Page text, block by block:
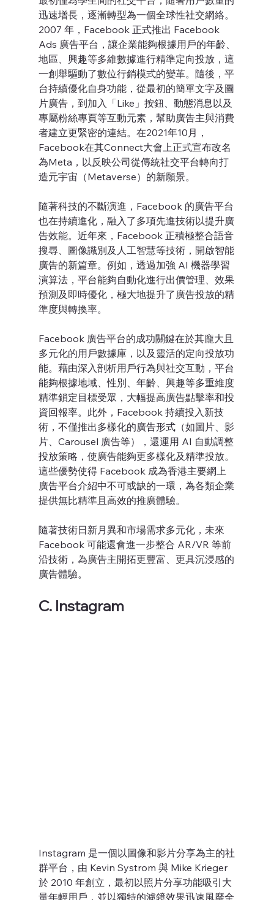
迅速增長，逐漸轉型為一個全球性社交網絡。
2007 年，Facebook 正式推出 Facebook
Ads 廣告平台，讓企業能夠根據用戶的年齡、
地區、興趣等多維數據進行精準定向投放，這
一創舉驅動了數位行銷模式的變革。隨後，平
台持續優化自身功能，從最初的簡單文字及圖
片廣告，到加入「Like」按鈕、動態消息以及
專屬粉絲專頁等互動元素，幫助廣告主與消費
者建立更緊密的連結。在2021年10月，
Facebook在其Connect大會上正式宣布改名
為Meta，以反映公司從傳統社交平台轉向打
造元宇宙（Metaverse）的新願景。
隨著科技的不斷演進，Facebook 的廣告平台
也在持續進化，融入了多項先進技術以提升廣
告效能。近年來，Facebook 正積極整合語音
搜尋、圖像識別及人工智慧等技術，開啟智能
廣告的新篇章。例如，透過加強 AI 機器學習
演算法，平台能夠自動化進行出價管理、效果
預測及即時優化，極大地提升了廣告投放的精
準度與轉換率。
Facebook 廣告平台的成功關鍵在於其龐大且
多元化的用戶數據庫，以及靈活的定向投放功
能。藉由深入剖析用戶行為與社交互動，平台
能夠根據地域、性別、年齡、興趣等多重維度
精準鎖定目標受眾，大幅提高廣告點擊率和投
資回報率。此外，Facebook 持續投入新技
術，不僅推出多樣化的廣告形式（如圖片、影
片、Carousel 廣告等），還運用 AI 自動調整
投放策略，使廣告能夠更多樣化及精準投放。
這些優勢使得 Facebook 成為香港主要網上
廣告平台介紹中不可或缺的一環，為各類企業
提供無比精準且高效的推廣體驗。
隨著技術日新月異和市場需求多元化，未來
Facebook 可能還會進一步整合 AR/VR 等前
沿技術，為廣告主開拓更豐富、更具沉浸感的
廣告體驗。
C. Instagram
Instagram 是一個以圖像和影片分享為主的社
群平台，由 Kevin Systrom 與 Mike Krieger
於 2010 年創立，最初以照片分享功能吸引大
量年輕用戶，並以獨特的濾鏡效果迅速風靡全